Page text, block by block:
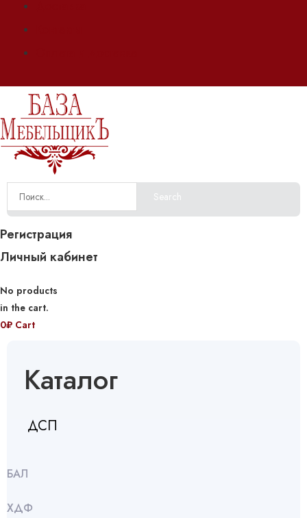
Search
Регистрация
Личный кабинет
No products
in the cart.
0₽ Cart
Каталог
ДСП
БАЛ
ХДФ